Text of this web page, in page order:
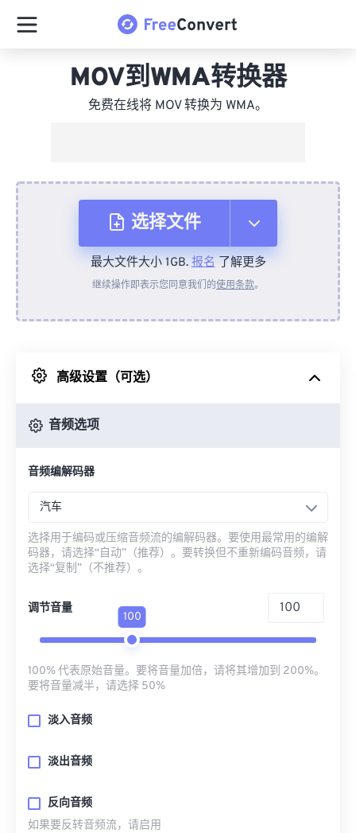
MOV到WMA转换器
免费在线将 MOV 转换为 WMA。
选择文件
从设备
来自 Google Drive
最大文件大小 1GB.报名了解更多
继续操作即表示您同意我们的使用条款。
高级设置（可选）
音频选项
音频编解码器
汽车
选择用于编码或压缩音频流的编解码器。要使用最常用的编解
码器，请选择“自动”（推荐）。要转换但不重新编码音频，请
选择“复制”（不推荐）。
调节音量
100
100% 代表原始音量。要将音量加倍，请将其增加到 200%。
要将音量减半，请选择 50%
淡入音频
淡出音频
反向音频
如果要反转音频流，请启用